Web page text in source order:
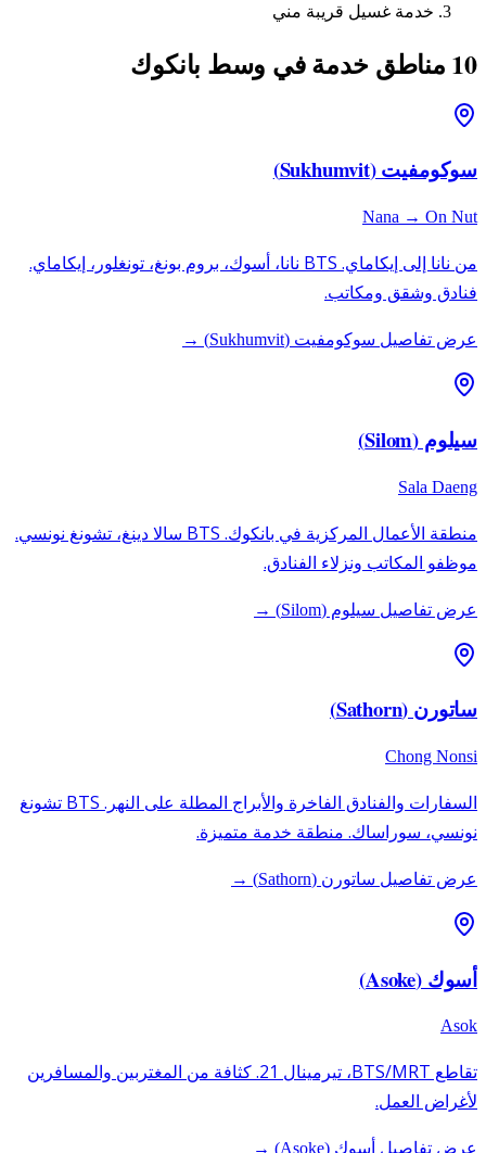
خدمة غسيل قريبة مني
10 مناطق خدمة في وسط بانكوك
سوكومفيت (Sukhumvit)
Nana → On Nut
من نانا إلى إيكاماي. BTS نانا، أسوك، بروم بونغ، تونغلور، إيكاماي.
فنادق وشقق ومكاتب.
عرض تفاصيل سوكومفيت (Sukhumvit) →
سيلوم (Silom)
Sala Daeng
منطقة الأعمال المركزية في بانكوك. BTS سالا دينغ، تشونغ نونسي.
موظفو المكاتب ونزلاء الفنادق.
عرض تفاصيل سيلوم (Silom) →
ساتورن (Sathorn)
Chong Nonsi
السفارات والفنادق الفاخرة والأبراج المطلة على النهر. BTS تشونغ
نونسي، سوراساك. منطقة خدمة متميزة.
عرض تفاصيل ساتورن (Sathorn) →
أسوك (Asoke)
Asok
تقاطع BTS/MRT، تيرمينال 21. كثافة من المغتربين والمسافرين
لأغراض العمل.
عرض تفاصيل أسوك (Asoke) →